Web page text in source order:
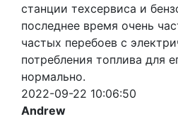
станции техсервиса и
последнее время очень
частых перебоев с
потребления топлива для
нормально.
2022-09-22 10:06:50
Andrew